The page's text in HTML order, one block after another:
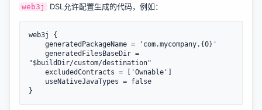
web3j DSL允许配置生成的代码，例如：
web3j {
"$buildDir/custom/destination"